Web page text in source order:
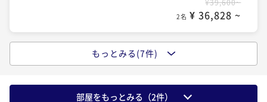
2名 ¥ 69,564 ~
【グルメの達人】今が旬！冬季限定！ふぐの名勝・伊
現地決済可 事前決済可
IN 15:00 - 19:00 OUT10:00
2名 ¥ 53,400 ~
【井筒楼】１品プラス！旬の地魚会席とあつみ牛を堪
能「石焼ステーキ付きお糸路プラン」
2名 ¥ 36,828 ~
【井筒楼】【ご夕食無し】遅い時間からのご来館でも
ＯＫ！チェックイン２１時まで「朝食付きプラン」
もっとみる(7件)
部屋をもっとみる（2件）